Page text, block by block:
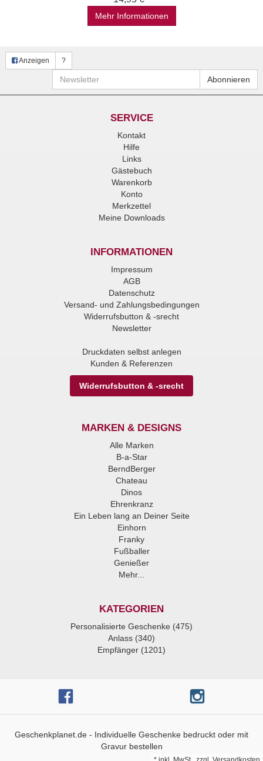
Mehr Informationen
Anzeigen ?
Newsletter Abonnieren
SERVICE
Kontakt
Hilfe
Links
Gästebuch
Warenkorb
Konto
Merkzettel
Meine Downloads
INFORMATIONEN
Impressum
AGB
Datenschutz
Versand- und Zahlungsbedingungen
Widerrufsbutton & -srecht
Newsletter
Druckdaten selbst anlegen
Kunden & Referenzen
Widerrufsbutton & -srecht
MARKEN & DESIGNS
Alle Marken
B-a-Star
BerndBerger
Chateau
Dinos
Ehrenkranz
Ein Leben lang an Deiner Seite
Einhorn
Franky
Fußballer
Genießer
Mehr...
KATEGORIEN
Personalisierte Geschenke (475)
Anlass (340)
Empfänger (1201)
Geschenkplanet.de - Individuelle Geschenke bedruckt oder mit
Gravur bestellen